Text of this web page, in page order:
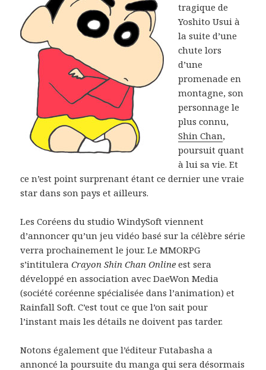
tragique de
Yoshito Usui à
la suite d’une
chute lors
d’une
promenade en
montagne, son
personnage le
plus connu,
Shin Chan,
poursuit quant
à lui sa vie. Et
ce n’est point surprenant étant ce dernier une vraie
star dans son pays et ailleurs.
Les Coréens du studio WindySoft viennent
d’annoncer qu’un jeu vidéo basé sur la célèbre série
verra prochainement le jour. Le MMORPG
s’intituleraCrayon Shin Chan Online est sera
développé en association avec DaeWon Media
(société coréenne spécialisée dans l’animation) et
Rainfall Soft. C’est tout ce que l’on sait pour
l’instant mais les détails ne doivent pas tarder.
Notons également que l’éditeur Futabasha a
annoncé la poursuite du manga qui sera désormais